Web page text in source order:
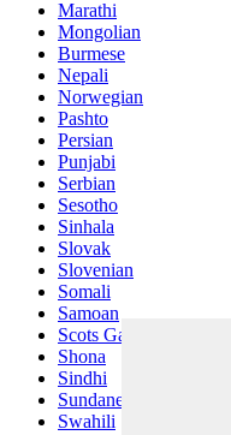
Marathi
Mongolian
Burmese
Nepali
Norwegian
Pashto
Persian
Punjabi
Serbian
Sesotho
Sinhala
Slovak
Slovenian
Somali
Samoan
Scots Gaelic
Shona
Sindhi
Sundanese
Swahili